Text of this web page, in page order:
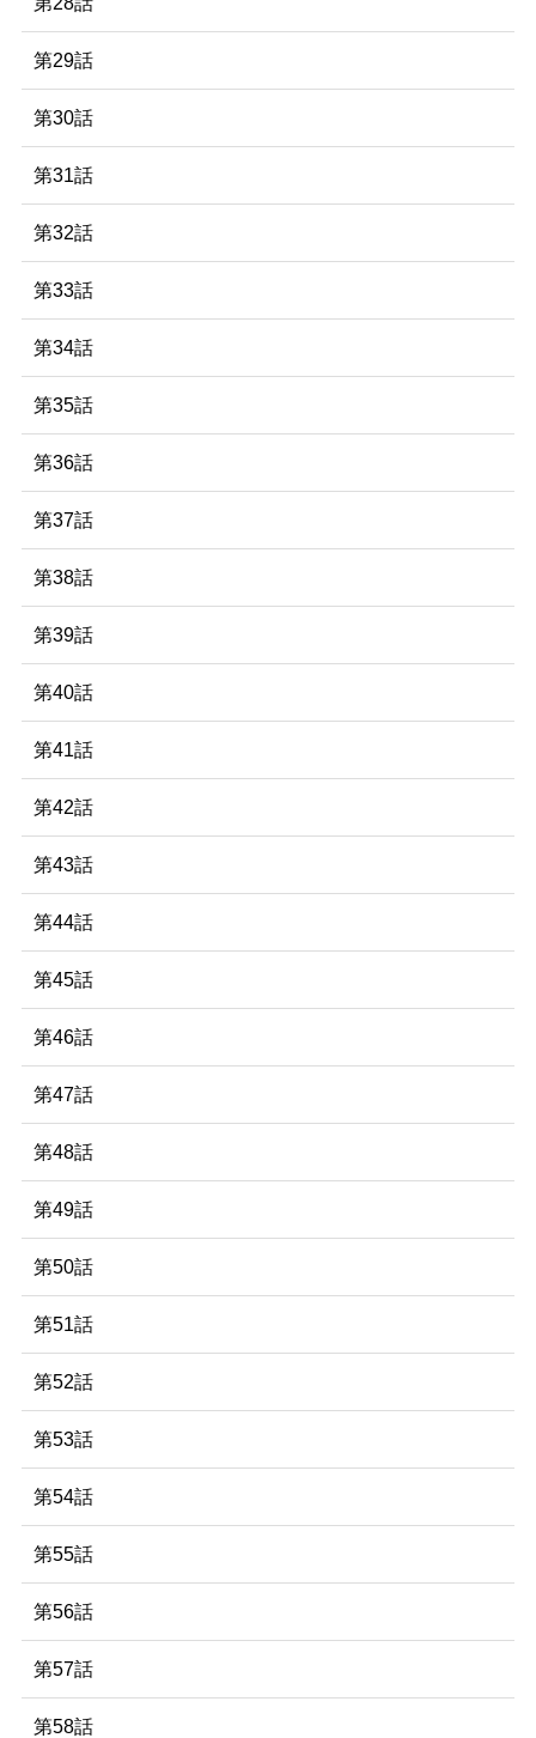
第29話
第30話
第31話
第32話
第33話
第34話
第35話
第36話
第37話
第38話
第39話
第40話
第41話
第42話
第43話
第44話
第45話
第46話
第47話
第48話
第49話
第50話
第51話
第52話
第53話
第54話
第55話
第56話
第57話
第58話